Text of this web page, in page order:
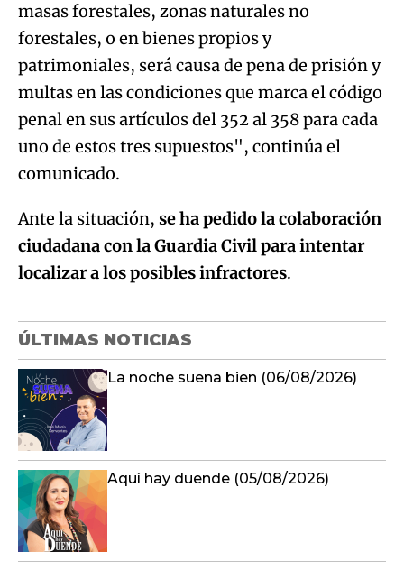
masas forestales, zonas naturales no
forestales, o en bienes propios y
patrimoniales, será causa de pena de prisión y
multas en las condiciones que marca el código
penal en sus artículos del 352 al 358 para cada
uno de estos tres supuestos", continúa el
comunicado.
Ante la situación, se ha pedido la colaboración
ciudadana con la Guardia Civil para intentar
localizar a los posibles infractores.
ÚLTIMAS NOTICIAS
La noche suena bien (06/08/2026)
Aquí hay duende (05/08/2026)